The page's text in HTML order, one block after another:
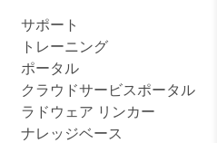
サポート
トレーニング
ポータル
クラウドサービスポータル
ラドウェア リンカー
ナレッジベース